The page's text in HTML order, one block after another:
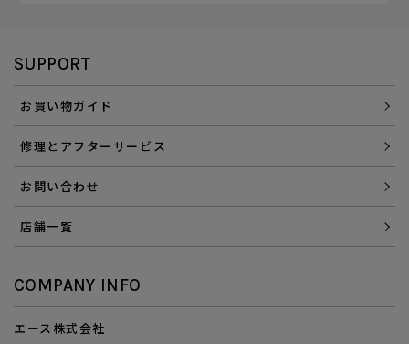
SUPPORT
お買い物ガイド
修理とアフターサービス
お問い合わせ
店舗一覧
COMPANY INFO
エース株式会社